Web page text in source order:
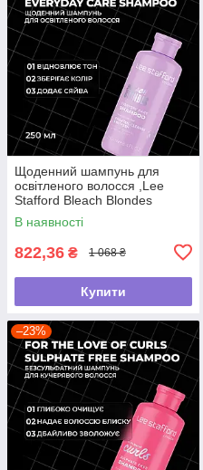
Щоденний шампунь для
освітленого волосся ,Lee
Stafford Bleach Blondes
,250мл
В наявності
822,36 ₴ 1 068 ₴
Купити
–23%